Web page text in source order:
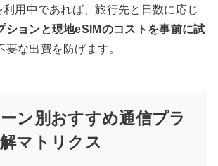
利用中であれば、旅行先と日数に応じ
ションと現地eSIMのコストを事前に試
な出費を防げます。
ン別おすすめ通信プラ
マトリクス